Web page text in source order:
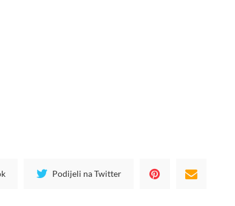
Podijeli na Twitter